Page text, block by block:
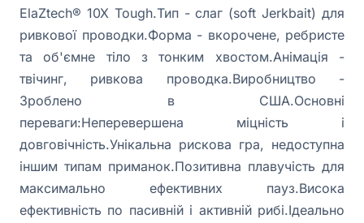
ElaZtech® 10X Tough.Тип - слаг (soft Jerkbait) для
ривкової проводки.Форма - вкорочене, ребристе
та об'ємне тіло з тонким хвостом.Анімація -
твічинг, ривкова проводка.Виробництво -
Зроблено в США.Основні
переваги:Неперевершена міцність і
довговічність.Унікальна рискова гра, недоступна
іншим типам приманок.Позитивна плавучість для
максимально ефективних пауз.Висока
ефективність по пасивній і активній рибі.Ідеально